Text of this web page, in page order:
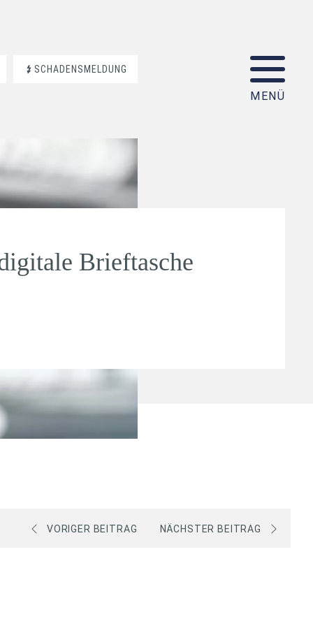
SCHADENSMELDUNG
Brieftasche
VORIGER BEITRAG NÄCHSTER BEITRAG